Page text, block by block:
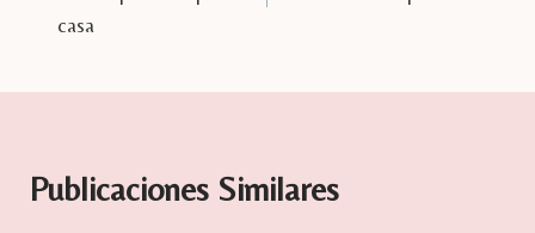
entradas
casa
Publicaciones Similares